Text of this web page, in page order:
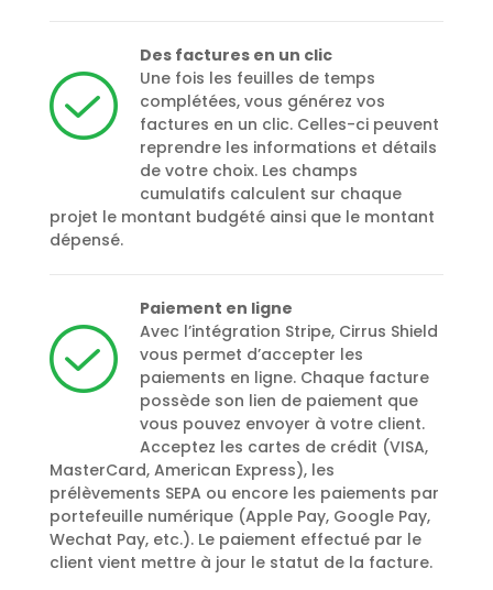
Des factures en un clic
Une fois les feuilles de temps
complétées, vous générez vos
factures en un clic. Celles-ci peuvent
reprendre les informations et détails
de votre choix. Les champs
cumulatifs calculent sur chaque
projet le montant budgété ainsi que le montant
dépensé.
Paiement en ligne
Avec l’intégration Stripe, Cirrus Shield
vous permet d’accepter les
paiements en ligne. Chaque facture
possède son lien de paiement que
vous pouvez envoyer à votre client.
Acceptez les cartes de crédit (VISA,
MasterCard, American Express), les
prélèvements SEPA ou encore les paiements par
portefeuille numérique (Apple Pay, Google Pay,
Wechat Pay, etc.). Le paiement effectué par le
client vient mettre à jour le statut de la facture.